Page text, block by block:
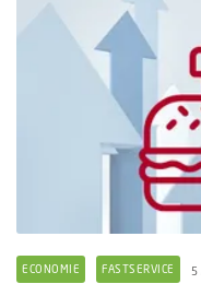
ECONOMIE FASTSERVICE 5